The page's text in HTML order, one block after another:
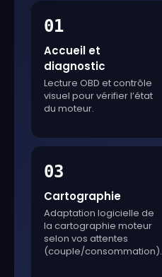
01
Accueil et
diagnostic
Lecture OBD et contrôle
visuel pour vérifier l’état
du moteur.
03
Cartographie
Adaptation logicielle de
la cartographie moteur
selon vos attentes
(couple/consommation).